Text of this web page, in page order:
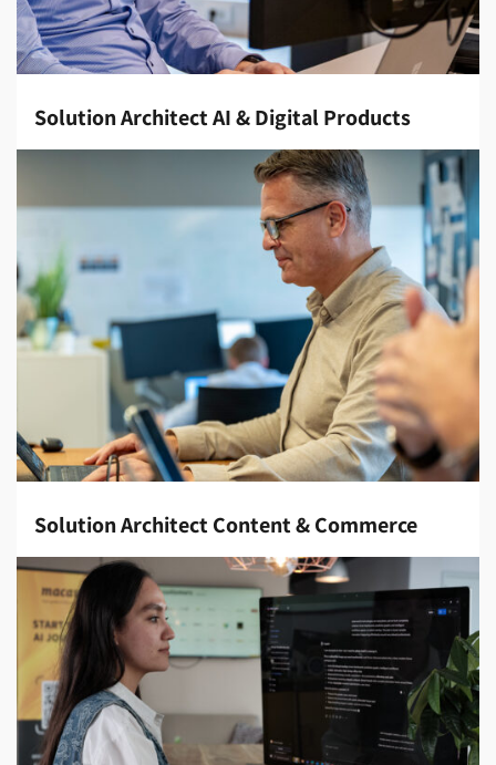
Solution Architect AI & Digital Products
Solution Architect Content & Commerce